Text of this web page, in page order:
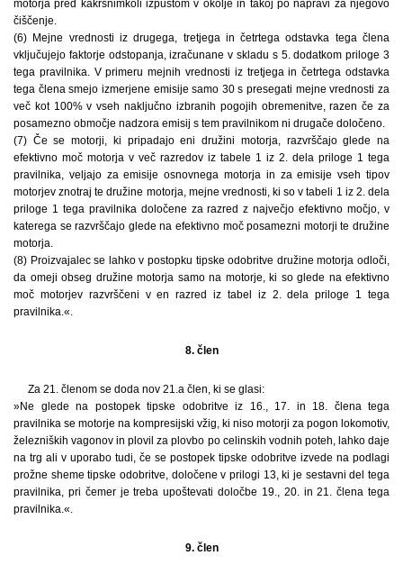
motorja pred kakršnimkoli izpustom v okolje in takoj po napravi za njegovo
čiščenje.
(6) Mejne vrednosti iz drugega, tretjega in četrtega odstavka tega člena
vključujejo faktorje odstopanja, izračunane v skladu s 5. dodatkom priloge 3
tega pravilnika. V primeru mejnih vrednosti iz tretjega in četrtega odstavka
tega člena smejo izmerjene emisije samo 30 s presegati mejne vrednosti za
več kot 100% v vseh naključno izbranih pogojih obremenitve, razen če za
posamezno območje nadzora emisij s tem pravilnikom ni drugače določeno.
(7) Če se motorji, ki pripadajo eni družini motorja, razvrščajo glede na
efektivno moč motorja v več razredov iz tabele 1 iz 2. dela priloge 1 tega
pravilnika, veljajo za emisije osnovnega motorja in za emisije vseh tipov
motorjev znotraj te družine motorja, mejne vrednosti, ki so v tabeli 1 iz 2. dela
priloge 1 tega pravilnika določene za razred z največjo efektivno močjo, v
katerega se razvrščajo glede na efektivno moč posamezni motorji te družine
motorja.
(8) Proizvajalec se lahko v postopku tipske odobritve družine motorja odloči,
da omeji obseg družine motorja samo na motorje, ki so glede na efektivno
moč motorjev razvrščeni v en razred iz tabel iz 2. dela priloge 1 tega
pravilnika.«.
8. člen
Za 21. členom se doda nov 21.a člen, ki se glasi:
»Ne glede na postopek tipske odobritve iz 16., 17. in 18. člena tega
pravilnika se motorje na kompresijski vžig, ki niso motorji za pogon lokomotiv,
železniških vagonov in plovil za plovbo po celinskih vodnih poteh, lahko daje
na trg ali v uporabo tudi, če se postopek tipske odobritve izvede na podlagi
prožne sheme tipske odobritve, določene v prilogi 13, ki je sestavni del tega
pravilnika, pri čemer je treba upoštevati določbe 19., 20. in 21. člena tega
pravilnika.«.
9. člen